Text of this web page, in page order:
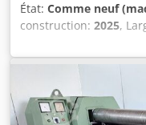
État: Comme neuf
construction: 2025,
de la feuille 1,5 mm
Diamètre du rouleau -
kW Poids 400kg
Machine d'exposition -
Prix spécial sur